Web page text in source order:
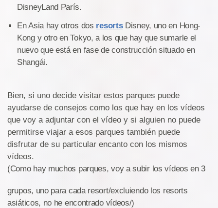
DisneyLand París.
En Asia hay otros dos resortsDisney, uno en Hong-
Kong y otro en Tokyo, a los que hay que sumarle el
nuevo que está en fase de construcción situado en
Shangái.
Bien, si uno decide visitar estos parques puede
ayudarse de consejos como los que hay en los vídeos
que voy a adjuntar con el vídeo y si alguien no puede
permitirse viajar a esos parques también puede
disfrutar de su particular encanto con los mismos
vídeos.
(Como hay muchos parques, voy a subir los vídeos en 3
grupos, uno para cada resort/excluiendo los resorts
asiáticos, no he encontrado vídeos/)